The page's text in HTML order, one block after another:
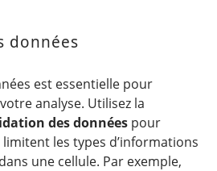
données
est essentielle pour
analyse. Utilisez la
des données pour
les types d’informations
une cellule. Par exemple,